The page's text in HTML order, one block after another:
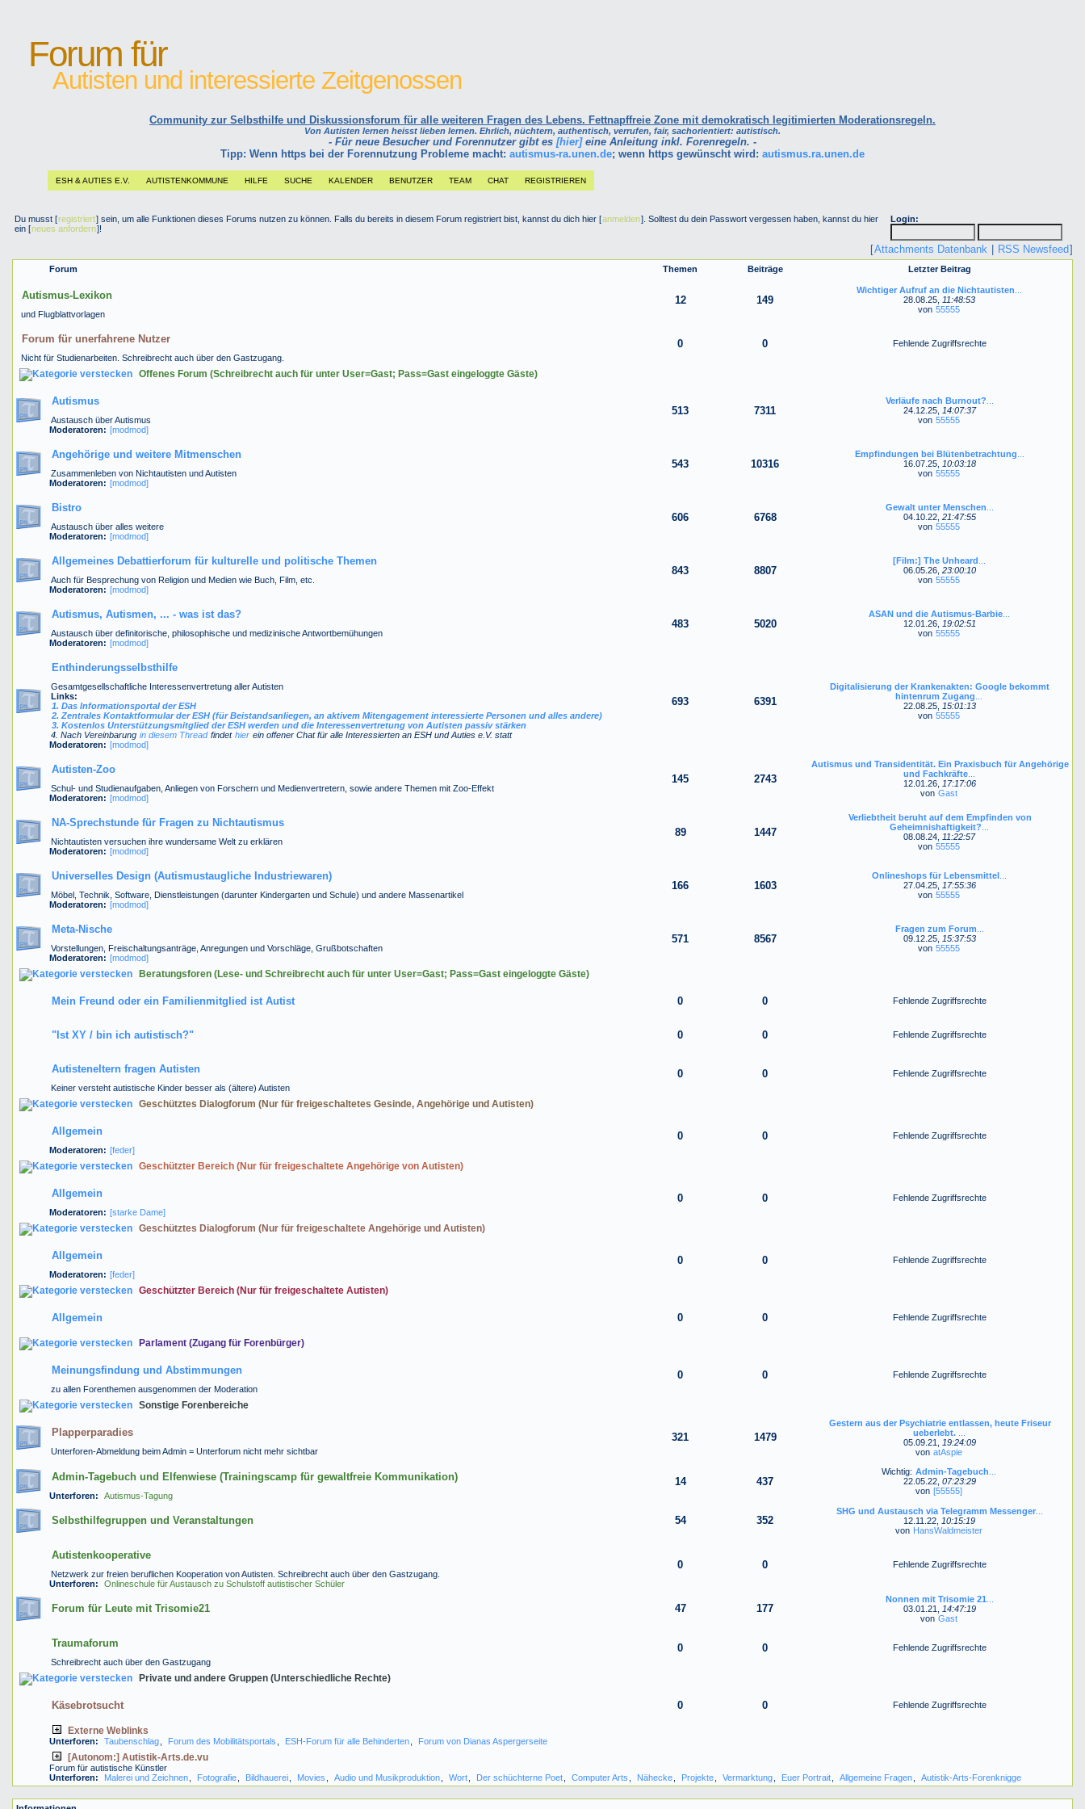
Forum für
Autisten und interessierte Zeitgenossen
Community zur Selbsthilfe und Diskussionsforum für alle weiteren Fragen des Lebens. Fettnapffreie Zone mit demokratisch legitimierten Moderationsregeln.
Von Autisten lernen heisst lieben lernen. Ehrlich, nüchtern, authentisch, verrufen, fair, sachorientiert: autistisch.
- Für neue Besucher und Forennutzer gibt es [hier]eine Anleitung inkl. Forenregeln. -
Tipp: Wenn https bei der Forennutzung Probleme macht: autismus-ra.unen.de; wenn https gewünscht wird: autismus.ra.unen.de
ESH & AUTIES E.V. AUTISTENKOMMUNE HILFE SUCHE KALENDER BENUTZER TEAM CHAT REGISTRIEREN
Login:
Du musst [registriert] sein, um alle Funktionen dieses Forums nutzen zu können. Falls du bereits in diesem Forum registriert bist, kannst du dich hier [anmelden]. Solltest du dein Passwort vergessen haben, kannst du hier
ein [neues anfordern]!
[Attachments Datenbank RSS Newsfeed]
Forum Themen Beiträge Letzter Beitrag
Autismus-Lexikon
und Flugblattvorlagen
12 149
Wichtiger Aufruf an die Nichtautisten
28.08.25, 11:48:53
von 55555
Forum für unerfahrene Nutzer
Nicht für Studienarbeiten. Schreibrecht auch über den Gastzugang.
0 0 Fehlende Zugriffsrechte
Offenes Forum (Schreibrecht auch für unter User=Gast; Pass=Gast eingeloggte Gäste)
Autismus
Austausch über Autismus
Moderatoren: [modmod]
513 7311
Verläufe nach Burnout?
24.12.25, 14:07:37
von 55555
Angehörige und weitere Mitmenschen
Zusammenleben von Nichtautisten und Autisten
Moderatoren: [modmod]
543 10316
Empfindungen bei Blütenbetrachtung
16.07.25, 10:03:18
von 55555
Bistro
Austausch über alles weitere
Moderatoren: [modmod]
606 6768
Gewalt unter Menschen
04.10.22, 21:47:55
von 55555
Allgemeines Debattierforum für kulturelle und politische Themen
Auch für Besprechung von Religion und Medien wie Buch, Film, etc.
Moderatoren: [modmod]
843 8807
[Film:] The Unheard
06.05.26, 23:00:10
von 55555
Autismus, Autismen, ... - was ist das?
Austausch über definitorische, philosophische und medizinische Antwortbemühungen
Moderatoren: [modmod]
483 5020
ASAN und die Autismus-Barbie
12.01.26, 19:02:51
von 55555
Enthinderungsselbsthilfe
Gesamtgesellschaftliche Interessenvertretung aller Autisten
Links:
1. Das Informationsportal der ESH
2. Zentrales Kontaktformular der ESH (für Beistandsanliegen, an aktivem Mitengagement interessierte Personen und alles andere)
3. Kostenlos Unterstützungsmitglied der ESH werden und die Interessenvertretung von Autisten passiv stärken
4. Nach Vereinbarung in diesem Threadfindet hier ein offener Chat für alle Interessierten an ESH und Auties e.V. statt
Moderatoren: [modmod]
693 6391
Digitalisierung der Krankenakten: Google bekommt
hintenrum Zugang
22.08.25, 15:01:13
von 55555
Autisten-Zoo
Schul- und Studienaufgaben, Anliegen von Forschern und Medienvertretern, sowie andere Themen mit Zoo-Effekt
Moderatoren: [modmod]
145 2743
Autismus und Transidentität. Ein Praxisbuch für Angehörige
und Fachkräfte...
12.01.26, 17:17:06
von Gast
NA-Sprechstunde für Fragen zu Nichtautismus
Nichtautisten versuchen ihre wundersame Welt zu erklären
Moderatoren: [modmod]
89 1447
Verliebtheit beruht auf dem Empfinden von
Geheimnishaftigkeit?
08.08.24, 11:22:57
von 55555
Universelles Design (Autismustaugliche Industriewaren)
Möbel, Technik, Software, Dienstleistungen (darunter Kindergarten und Schule) und andere Massenartikel
Moderatoren: [modmod]
166 1603
Onlineshops für Lebensmittel
27.04.25, 17:55:36
von 55555
Meta-Nische
Vorstellungen, Freischaltungsanträge, Anregungen und Vorschläge, Grußbotschaften
Moderatoren: [modmod]
571 8567
Fragen zum Forum
09.12.25, 15:37:53
von 55555
Beratungsforen (Lese- und Schreibrecht auch für unter User=Gast; Pass=Gast eingeloggte Gäste)
Mein Freund oder ein Familienmitglied ist Autist 0 0 Fehlende Zugriffsrechte
"Ist XY / bin ich autistisch?" 0 0 Fehlende Zugriffsrechte
Autisteneltern fragen Autisten
Keiner versteht autistische Kinder besser als (ältere) Autisten
0 0 Fehlende Zugriffsrechte
Geschütztes Dialogforum (Nur für freigeschaltetes Gesinde, Angehörige und Autisten)
Allgemein
Moderatoren: [feder]
0 0 Fehlende Zugriffsrechte
Geschützter Bereich (Nur für freigeschaltete Angehörige von Autisten)
Allgemein
Moderatoren: [starke Dame]
0 0 Fehlende Zugriffsrechte
Geschütztes Dialogforum (Nur für freigeschaltete Angehörige und Autisten)
Allgemein
Moderatoren: [feder]
0 0 Fehlende Zugriffsrechte
Geschützter Bereich (Nur für freigeschaltete Autisten)
Allgemein 0 0 Fehlende Zugriffsrechte
Parlament (Zugang für Forenbürger)
Meinungsfindung und Abstimmungen
zu allen Forenthemen ausgenommen der Moderation
0 0 Fehlende Zugriffsrechte
Sonstige Forenbereiche
Plapperparadies
Unterforen-Abmeldung beim Admin = Unterforum nicht mehr sichtbar
321 1479
Gestern aus der Psychiatrie entlassen, heute Friseur
ueberlebt.
05.09.21,
19:24:09
von atAspie
Admin-Tagebuch und Elfenwiese (Trainingscamp für gewaltfreie Kommunikation)
Unterforen: Autismus-Tagung
14 437
Wichtig: Admin-Tagebuch
22.05.22, 07:23:29
von [55555]
Selbsthilfegruppen und Veranstaltungen 54 352
SHG und Austausch via Telegramm Messenger...
12.11.22, 10:15:19
von HansWaldmeister
Autistenkooperative
Netzwerk zur freien beruflichen Kooperation von Autisten. Schreibrecht auch über den Gastzugang.
Unterforen:
Onlineschule für Austausch zu Schulstoff autistischer Schüler
0 0 Fehlende Zugriffsrechte
Forum für Leute mit Trisomie21 47 177
Nonnen mit Trisomie 21
03.01.21,
14:47:19
von Gast
Traumaforum
Schreibrecht auch über den Gastzugang
0 0 Fehlende Zugriffsrechte
Private und andere Gruppen (Unterschiedliche Rechte)
Käsebrotsucht 0 0 Fehlende Zugriffsrechte
Externe Weblinks
Unterforen: Taubenschlag Forum des Mobilitätsportals ESH-Forum für alle Behinderten Forum von Dianas Aspergerseite
[Autonom:] Autistik-Arts.de.vu
Forum für autistische Künstler
Unterforen:
Malerei und Zeichnen Fotografie Bildhauerei Movies Audio und Musikproduktion Wort Der schüchterne Poet Computer Arts Nähecke Projekte Vermarktung Euer Portrait Allgemeine Fragen Autistik-Arts-Forenknigge